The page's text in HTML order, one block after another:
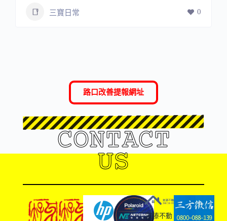
三寶日常 0
路口改善提報網址
CONTACT
US
友溙不動